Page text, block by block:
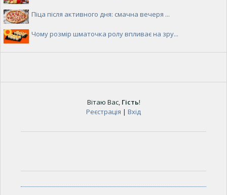
Піца після активного дня: смачна вечеря ...
Чому розмір шматочка ролу впливає на зру...
Вітаю Вас, Гість!
Реєстрація | Вхід